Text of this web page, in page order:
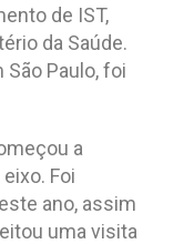
de IST,
da Saúde.
Paulo, foi
a
Foi
ano, assim
uma visita